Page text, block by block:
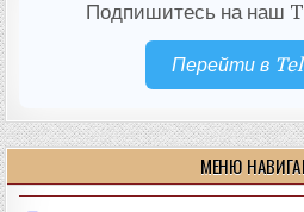
Подпишитесь на наш
Перейти в
МЕНЮ